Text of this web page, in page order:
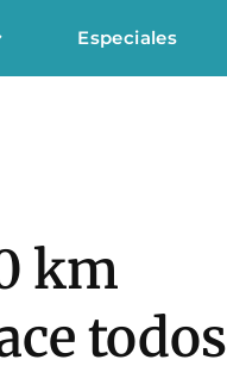
Especiales
km
todos